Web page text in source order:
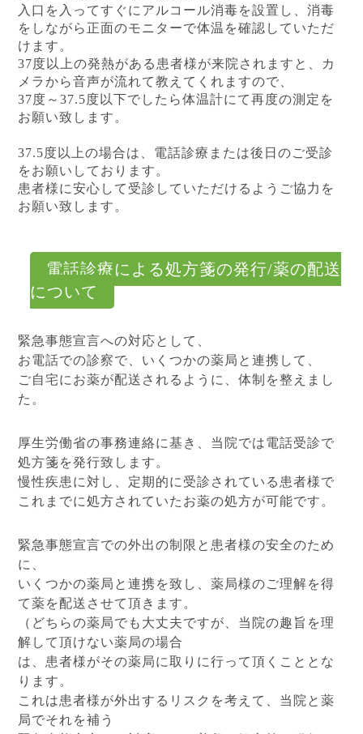
入口を入ってすぐにアルコール消毒を設置し、消毒
をしながら正面のモニターで体温を確認していただ
けます。
37度以上の発熱がある患者様が来院されますと、カ
メラから音声が流れて教えてくれますので、
37度～37.5度以下でしたら体温計にて再度の測定を
お願い致します。
37.5度以上の場合は、電話診療または後日のご受診
をお願いしております。
患者様に安心して受診していただけるようご協力を
お願い致します。
電話診療による処方箋の発行/薬の配送
について
緊急事態宣言への対応として、
お電話での診察で、いくつかの薬局と連携して、
ご自宅にお薬が配送されるように、体制を整えまし
た。
厚生労働省の事務連絡に基き、当院では電話受診で
処方箋を発行致します。
慢性疾患に対し、定期的に受診されている患者様で
これまでに処方されていたお薬の処方が可能です。
緊急事態宣言での外出の制限と患者様の安全のため
に、
いくつかの薬局と連携を致し、薬局様のご理解を得
て薬を配送させて頂きます。
（どちらの薬局でも大丈夫ですが、当院の趣旨を理
解して頂けない薬局の場合
は、患者様がその薬局に取りに行って頂くこととな
ります。
これは患者様が外出するリスクを考えて、当院と薬
局でそれを補う